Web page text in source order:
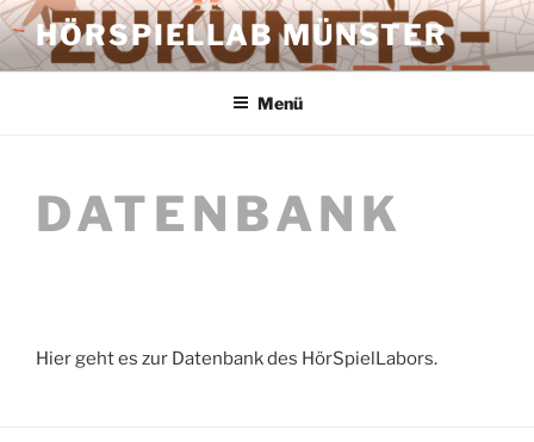
Zum
Inhalt
springen
HÖRSPIELLAB MÜNSTER
Menü
DATENBANK
Hier geht es zur Datenbank des HörSpielLabors.